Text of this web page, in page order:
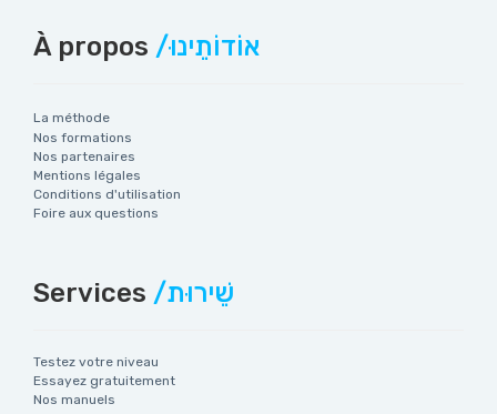
À propos /אוֹדוֹתֵינוּ
La méthode
Nos formations
Nos partenaires
Mentions légales
Conditions d'utilisation
Foire aux questions
Services /שֵׁירוּת
Testez votre niveau
Essayez gratuitement
Nos manuels